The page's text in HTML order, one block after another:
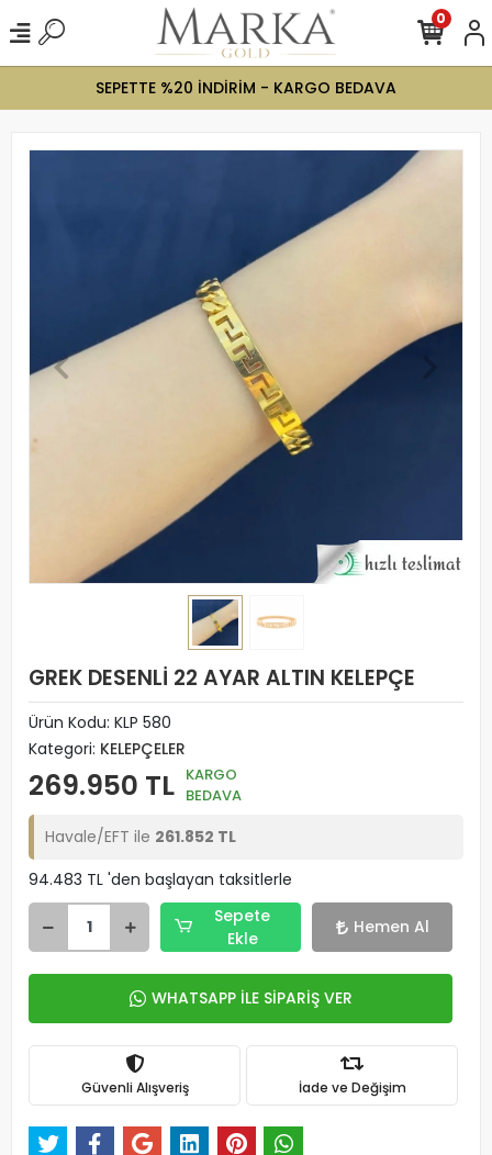
SEPETTE %20 İNDİRİM - KARGO BEDAVA
0
GREK DESENLİ 22 AYAR ALTIN KELEPÇE
Ürün Kodu: KLP 580
Kategori: KELEPÇELER
269.950 TL KARGO
BEDAVA
Havale/EFT ile 261.852 TL
94.483 TL 'den başlayan taksitlerle
Sepete
Ekle
Hemen Al
WHATSAPP İLE SİPARİŞ VER
Güvenli Alışveriş İade ve Değişim